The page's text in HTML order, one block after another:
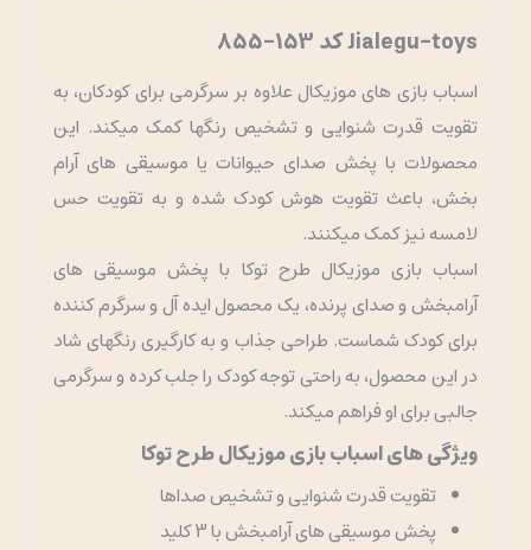
Jialegu-toys کد 153-855
اسباب بازی های موزیکال علاوه بر سرگرمی برای کودکان، به
تقویت قدرت شنوایی و تشخیص رنگها کمک میکند. این
محصولات با پخش صدای حیوانات یا موسیقی های آرام
بخش، باعث تقویت هوش کودک شده و به تقویت حس
لامسه نیز کمک میکنند.
اسباب بازی موزیکال طرح توکا با پخش موسیقی های
آرامبخش و صدای پرنده، یک محصول ایده آل و سرگرم کننده
برای کودک شماست. طراحی جذاب و به کارگیری رنگهای شاد
در این محصول، به راحتی توجه کودک را جلب کرده و سرگرمی
جالبی برای او فراهم میکند.
ویژگی های اسباب بازی موزیکال طرح توکا
تقویت قدرت شنوایی و تشخیص صداها
پخش موسیقی های آرامبخش با 3 کلید